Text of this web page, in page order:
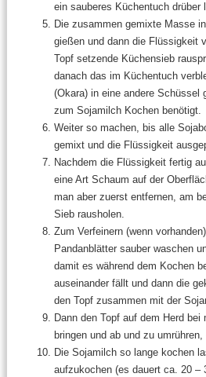
ein sauberes Küchentuch drüber
Die zusammen gemixte Masse
gießen und dann die Flüssigkeit
Topf setzende Küchensieb
danach das im Küchentuch
(Okara) in eine andere Schüssel
zum Sojamilch Kochen benötigt.
Weiter so machen, bis alle
gemixt und die Flüssigkeit
Nachdem die Flüssigkeit fertig
eine Art Schaum auf der
man aber zuerst entfernen, am
Sieb rausholen.
Zum Verfeinern (wenn
Pandanblätter sauber waschen
damit es während dem Kochen
auseinander fällt und dann die
den Topf zusammen mit der
Dann den Topf auf dem Herd
bringen und ab und zu
Die Sojamilch so lange kochen
aufzukochen (es dauert ca. 20 –